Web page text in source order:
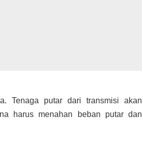
Tenaga putar dari transmisi akan
harus menahan beban putar dan